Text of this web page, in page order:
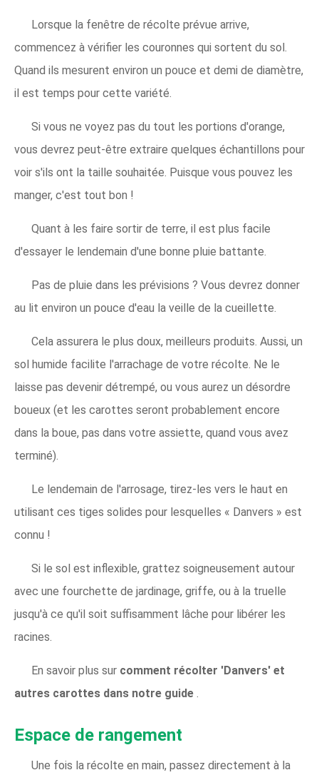
Lorsque la fenêtre de récolte prévue arrive,
commencez à vérifier les couronnes qui sortent du sol.
Quand ils mesurent environ un pouce et demi de diamètre,
il est temps pour cette variété.
Si vous ne voyez pas du tout les portions d'orange,
vous devrez peut-être extraire quelques échantillons pour
voir s'ils ont la taille souhaitée. Puisque vous pouvez les
manger, c'est tout bon !
Quant à les faire sortir de terre, il est plus facile
d'essayer le lendemain d'une bonne pluie battante.
Pas de pluie dans les prévisions ? Vous devrez donner
au lit environ un pouce d'eau la veille de la cueillette.
Cela assurera le plus doux, meilleurs produits. Aussi, un
sol humide facilite l'arrachage de votre récolte. Ne le
laisse pas devenir détrempé, ou vous aurez un désordre
boueux (et les carottes seront probablement encore
dans la boue, pas dans votre assiette, quand vous avez
terminé).
Le lendemain de l'arrosage, tirez-les vers le haut en
utilisant ces tiges solides pour lesquelles « Danvers » est
connu !
Si le sol est inflexible, grattez soigneusement autour
avec une fourchette de jardinage, griffe, ou à la truelle
jusqu'à ce qu'il soit suffisamment lâche pour libérer les
racines.
En savoir plus sur comment récolter 'Danvers' et
autres carottes dans notre guide .
Espace de rangement
Une fois la récolte en main, passez directement à la